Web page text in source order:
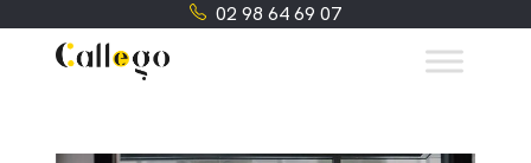
02 98 64 69 07